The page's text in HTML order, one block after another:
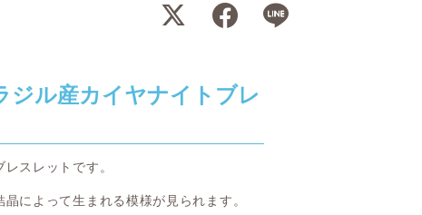
ジル産カイヤナイトブレ
スレットです。
によって生まれる模様が見られます。